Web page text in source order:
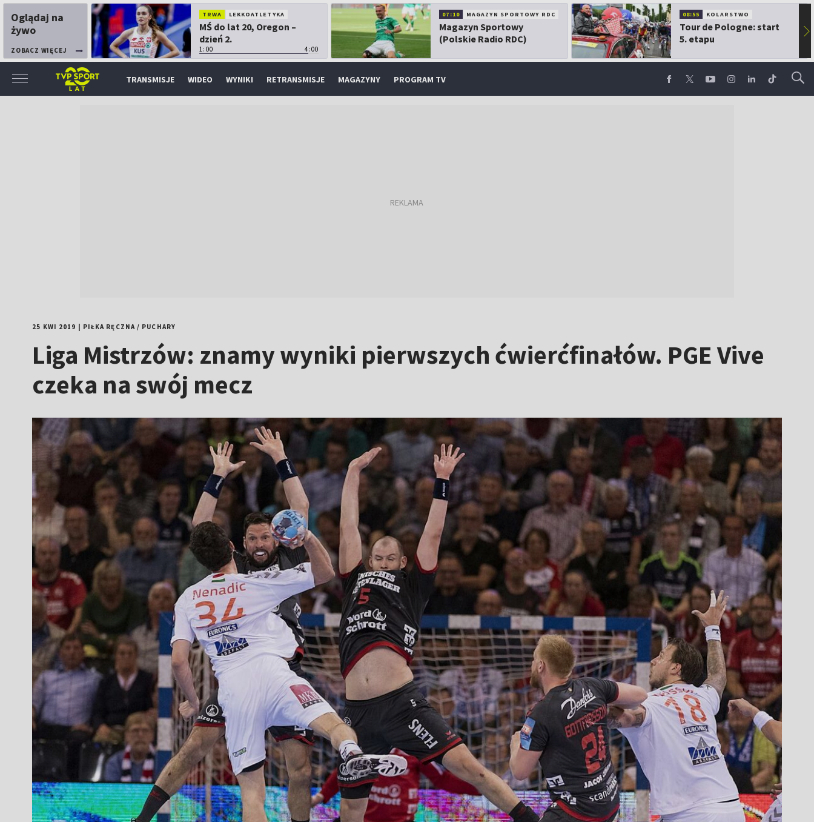
Oglądaj na
żywo
ZOBACZ WIĘCEJ
TRWA LEKKOATLETYKA
MŚ do lat 20, Oregon –
dzień 2.
1:00 4:00
07:10 MAGAZYN SPORTOWY RDC
Magazyn Sportowy
(Polskie Radio RDC)
08:55 KOLARSTWO
Tour de Pologne: start
5. etapu
▶
TRANSMISJE WIDEO WYNIKI RETRANSMISJE MAGAZYNY PROGRAM TV
25 KWI 2019 PIŁKA RĘCZNA/ PUCHARY
Liga Mistrzów: znamy wyniki pierwszych ćwierćfinałów. PGE Vive
czeka na swój mecz